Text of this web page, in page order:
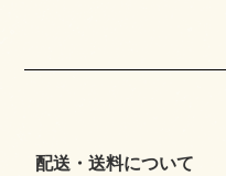
配送・送料について